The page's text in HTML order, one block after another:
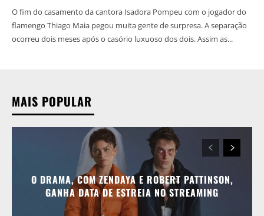
O fim do casamento da cantora Isadora Pompeu com o jogador do
flamengo Thiago Maia pegou muita gente de surpresa. A separação
ocorreu dois meses após o casório luxuoso dos dois. Assim as...
MAIS POPULAR
O DRAMA, COM ZENDAYA E ROBERT PATTINSON,
GANHA DATA DE ESTREIA NO STREAMING